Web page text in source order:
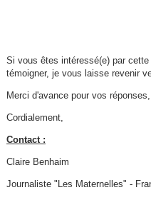
Si vous êtes intéressé(e) par
témoigner, je vous laisse revenir
Merci d'avance pour vos réponses,
Cordialement,
Contact :
Claire Benhaim
Journaliste "Les Maternelles" -